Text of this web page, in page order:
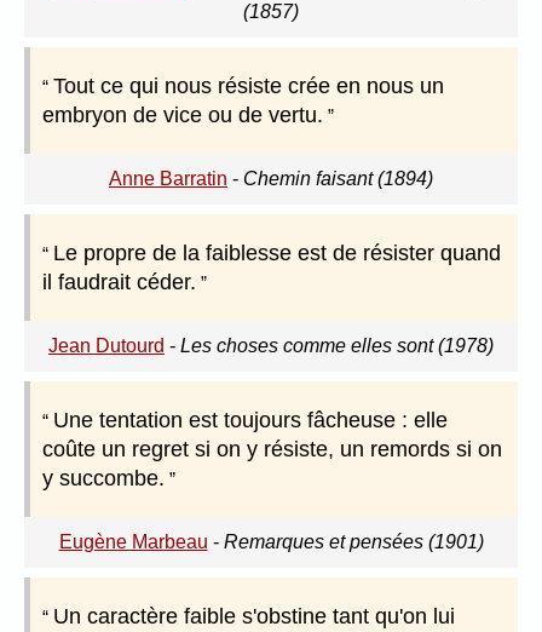
(1857)
Tout ce qui nous résiste crée en nous un
embryon de vice ou de vertu.
Anne Barratin - Chemin faisant (1894)
Le propre de la faiblesse est de résister quand
il faudrait céder.
Jean Dutourd - Les choses comme elles sont (1978)
Une tentation est toujours fâcheuse : elle
coûte un regret si on y résiste, un remords si on
y succombe.
Eugène Marbeau - Remarques et pensées (1901)
Un caractère faible s'obstine tant qu'on lui